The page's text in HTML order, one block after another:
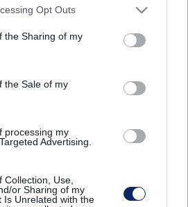
app uses one or more Google
usage behaviour. You may click to
Google and its third-party tags to
specified purposes in below Google
Opt Outs
the Sharing of my
the Sale of my
processing my
Advertising.
Use,
or Sharing of my
Is Unrelated with the
pedofil exigazgató helyettesének,
ez a jobboldali gyermekvédelem.
200.000 FORINTOT
AZ OLDALÁT?
TERJED!
terjed a Facebookon.
KÉKTÚRÁZÓ NOVÁK
HOL VAN